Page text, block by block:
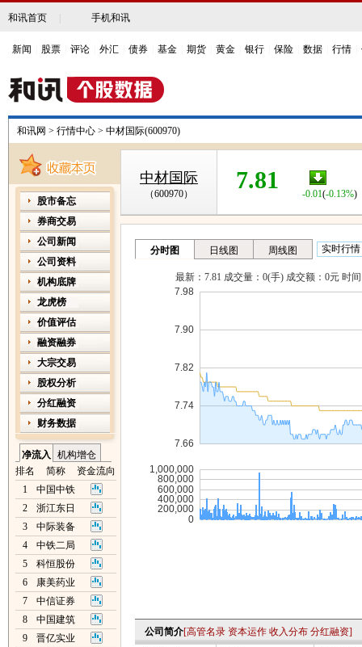
和讯首页 手机和讯
新闻 股票 评论 外汇 债券 基金 期货 黄金 银行 保险 数据 行情
和讯网 > 行情中心 > 中材国际(600970)
股市备忘
券商交易
公司新闻
公司资料
机构底牌
龙虎榜
价值评估
融资融券
大宗交易
股权分析
分红融资
财务数据
净流入
机构增仓
排名
简称
资金流向
1
中国中铁
2
浙江东日
3
中际装备
4
中铁二局
5
科恒股份
6
康美药业
7
中信证券
8
中国建筑
9
晋亿实业
中材国际
（600970）
7.81
-0.01(-0.13%)
公司简介[高管名录 资本运作 收入分布 分红融资]